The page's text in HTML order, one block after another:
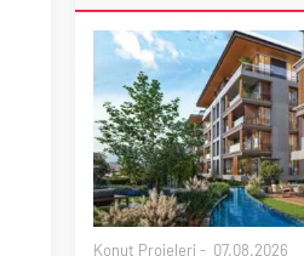
Konut Projeleri 07.08.2026